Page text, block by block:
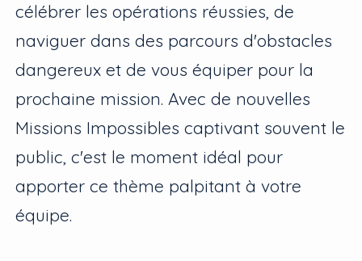
célébrer les opérations réussies, de
naviguer dans des parcours d'obstacles
dangereux et de vous équiper pour la
prochaine mission. Avec de nouvelles
Missions Impossibles captivant souvent le
public, c'est le moment idéal pour
apporter ce thème palpitant à votre
équipe.